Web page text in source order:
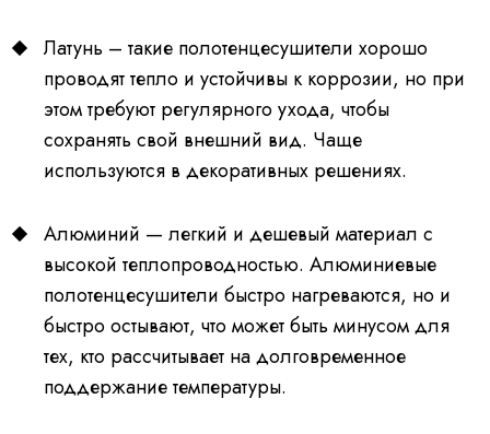
Латунь – такие полотенцесушители хорошо
проводят тепло и устойчивы к коррозии, но при
этом требуют регулярного ухода, чтобы
сохранять свой внешний вид. Чаще
используются в декоративных решениях.
Алюминий — легкий и дешевый материал с
высокой теплопроводностью. Алюминиевые
полотенцесушители быстро нагреваются, но и
быстро остывают, что может быть минусом для
тех, кто рассчитывает на долговременное
поддержание температуры.